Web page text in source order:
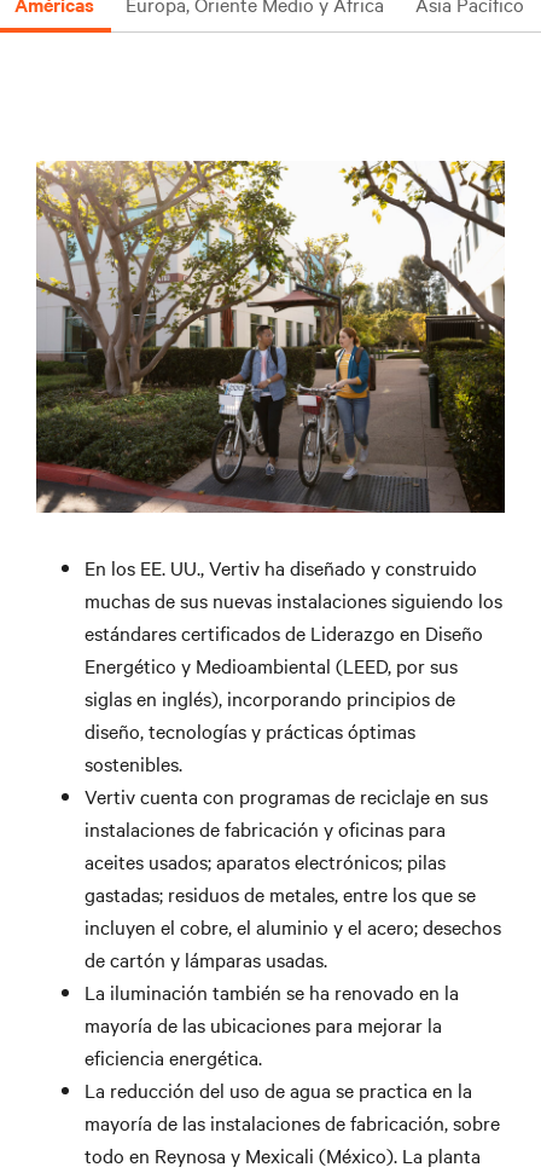
En los EE. UU., Vertiv ha diseñado y construido
muchas de sus nuevas instalaciones siguiendo los
estándares certificados de Liderazgo en Diseño
Energético y Medioambiental (LEED, por sus
siglas en inglés), incorporando principios de
diseño, tecnologías y prácticas óptimas
sostenibles.
Vertiv cuenta con programas de reciclaje en sus
instalaciones de fabricación y oficinas para
aceites usados; aparatos electrónicos; pilas
gastadas; residuos de metales, entre los que se
incluyen el cobre, el aluminio y el acero; desechos
de cartón y lámparas usadas.
La iluminación también se ha renovado en la
mayoría de las ubicaciones para mejorar la
eficiencia energética.
La reducción del uso de agua se practica en la
mayoría de las instalaciones de fabricación, sobre
todo en Reynosa y Mexicali (México). La planta